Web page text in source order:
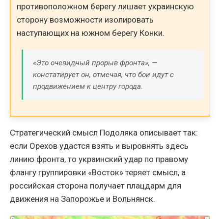
противоположном берегу лишает украинскую
сторону возможности изолировать
наступающих на южном берегу Конки.
«Это очевидный прорыв фронта», —
констатирует он, отмечая, что бои идут с
продвижением к центру города.
Стратегический смысл Подоляка описывает так:
если Орехов удастся взять и выровнять здесь
линию фронта, то украинский удар по правому
флангу группировки «Восток» теряет смысл, а
российская сторона получает плацдарм для
движения на Запорожье и Вольнянск.